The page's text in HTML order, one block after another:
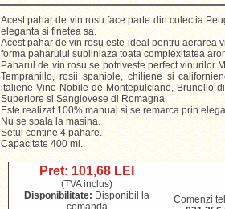
Acest pahar de vin rosu face parte din colectia
eleganta si finetea sa.
Acest pahar de vin rosu este ideal pentru aerarea
forma paharului subliniaza toata complexitatea
Paharul de vin rosu se potriveste perfect vinurilor
Tempranillo, rosii spaniole, chiliene si
italiene Vino Nobile de Montepulciano, Brunello
Superiore si Sangiovese di Romagna.
Este realizat 100% manual si se remarca prin
Nu se spala la masina.
Setul contine 4 pahare.
Capacitate 400 ml.
Pret: 101,68 LEI
(TVA inclus)
Disponibilitate: Disponibil la
comanda
Comenzi